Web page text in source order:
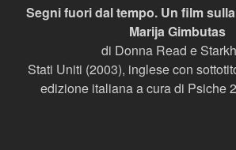
Segni fuori dal tempo. Un film
Marija Gimbutas
di Donna Read e
Stati Uniti (2003), inglese con
edizione italiana a cura di Psiche